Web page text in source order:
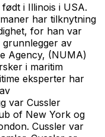
født i Illinois i USA.
har tilknytning
for han var
grunnlegger av
Agency, (NUMA)
i maritim
eksperter har
var Cussler
of New York og
Cussler var